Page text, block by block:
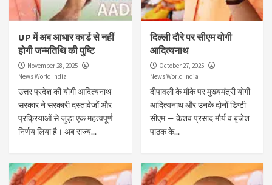
UP में अब आधार कार्ड से नहीं
होगी जन्मतिथि की पुष्टि
November 28, 2025
News World India
उत्तर प्रदेश की योगी आदित्यनाथ
सरकार ने सरकारी दस्तावेजों और
प्रक्रियाओं से जुड़ा एक महत्वपूर्ण
निर्णय लिया है। अब राज्य...
दिल्ली दौरे पर सीएम योगी
आदित्यनाथ
October 27, 2025
News World India
दीपावली के मौके पर मुख्यमंत्री योगी
आदित्यनाथ और उनके दोनों डिप्टी
सीएम — केशव प्रसाद मौर्य व बृजेश
पाठक के...